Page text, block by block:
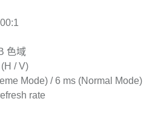
色域
/ V)
Mode) / 6 ms (Normal Mode)
rate